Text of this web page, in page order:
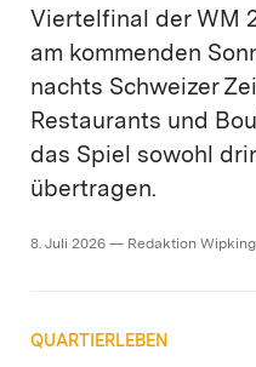
Viertelfinal der WM
am kommenden
nachts Schweizer
Restaurants und
das Spiel sowohl
übertragen.
8. Juli 2026 — Redaktion
QUARTIERLEBEN